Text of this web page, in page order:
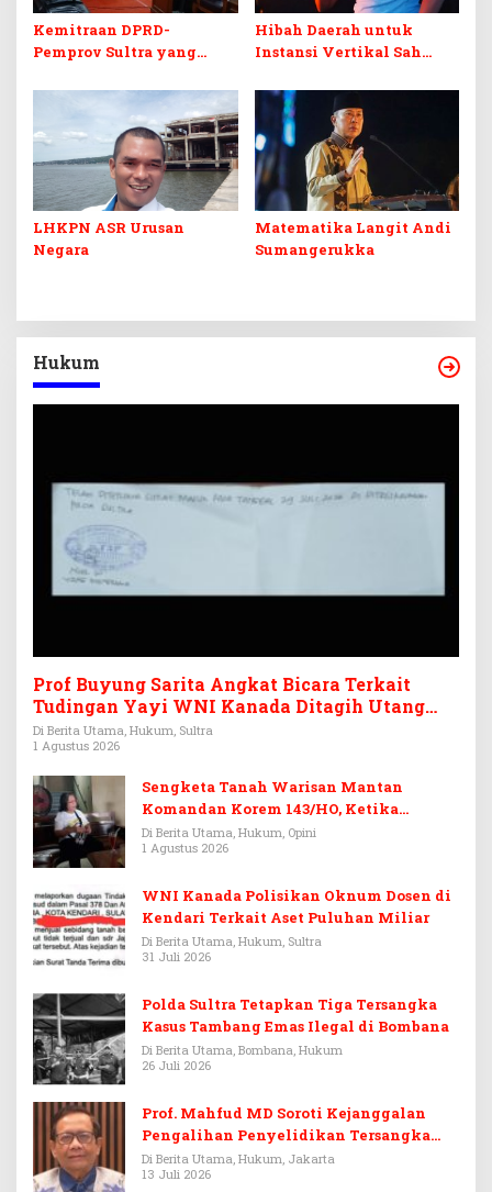
Kemitraan DPRD-
Pemprov Sultra yang
Hibah Daerah untuk
Instansi Vertikal Sah
Terikat Syarat Ketat
LHKPN ASR Urusan
Negara
Matematika Langit Andi
Sumangerukka
Hukum
Prof Buyung Sarita Angkat Bicara Terkait
Tudingan Yayi WNI Kanada Ditagih Utang
Rp3,6 Miliar
Di Berita Utama, Hukum, Sultra
1 Agustus 2026
Sengketa Tanah Warisan Mantan
Komandan Korem 143/HO, Ketika
Warisan Menjadi Arena Pemerasan
Di Berita Utama, Hukum, Opini
1 Agustus 2026
WNI Kanada Polisikan Oknum Dosen di
Kendari Terkait Aset Puluhan Miliar
Di Berita Utama, Hukum, Sultra
31 Juli 2026
Polda Sultra Tetapkan Tiga Tersangka
Kasus Tambang Emas Ilegal di Bombana
Di Berita Utama, Bombana, Hukum
26 Juli 2026
Prof. Mahfud MD Soroti Kejanggalan
Pengalihan Penyelidikan Tersangka
Febrie Adriansyah
Di Berita Utama, Hukum, Jakarta
13 Juli 2026